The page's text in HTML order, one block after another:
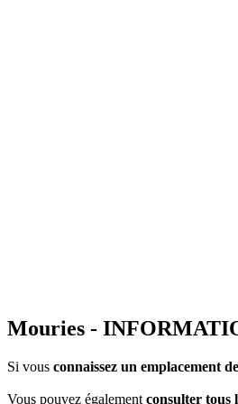
Mouries -
Si vous connaissez un emplacement
Vous pouvez également consulter tous